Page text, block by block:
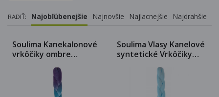
RADIŤ: Najobľúbenejšie Najnovšie Najlacnejšie Najdrahšie
Soulima Kanekalonové
vrkôčiky ombre
Soulima Vlasy Kanelové
syntetické Vrkôčiky